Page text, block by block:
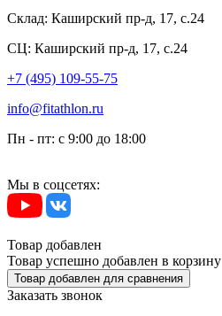
Склад: Каширский пр-д, 17, с.24
СЦ: Каширский пр-д, 17, с.24
+7 (495) 109-55-75
info@fitathlon.ru
Пн - пт: c 9:00 до 18:00
Мы в соцсетях:
Товар добавлен
Товар успешно добавлен в корзину
Товар добавлен для сравнения
Заказать звонок